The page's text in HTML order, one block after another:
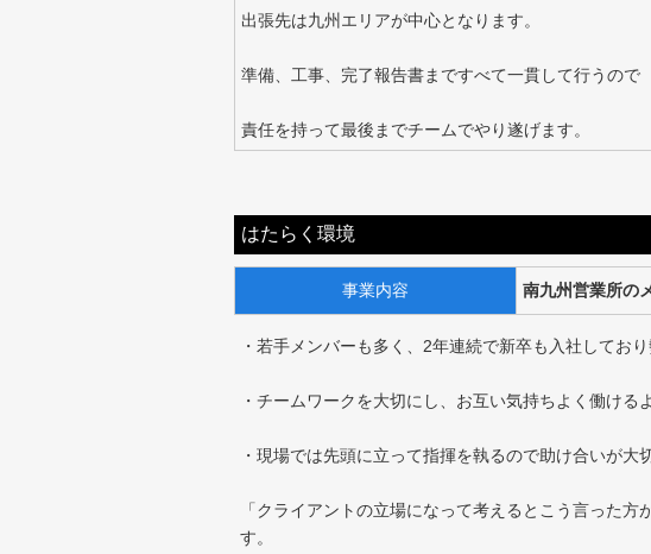
出張先は九州エリアが中心となります。
準備、工事、完了報告書まですべて一貫して行うので
責任を持って最後までチームでやり遂げます。
はたらく環境
事業内容 南九州営業所の
・若手メンバーも多く、2年連続で新卒も入社してお
・チームワークを大切にし、お互い気持ちよく働ける
・現場では先頭に立って指揮を執るので助け合いが大
「クライアントの立場になって考えるとこう言った
す。